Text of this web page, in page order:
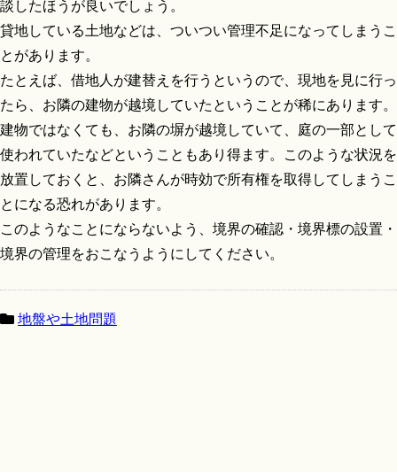
談したほうが良いでしょう。
貸地している土地などは、ついつい管理不足になってしまうこ
とがあります。
たとえば、借地人が建替えを行うというので、現地を見に行っ
たら、お隣の建物が越境していたということが稀にあります。
建物ではなくても、お隣の塀が越境していて、庭の一部として
使われていたなどということもあり得ます。このような状況を
放置しておくと、お隣さんが時効で所有権を取得してしまうこ
とになる恐れがあります。
このようなことにならないよう、境界の確認・境界標の設置・
境界の管理をおこなうようにしてください。
地盤や土地問題